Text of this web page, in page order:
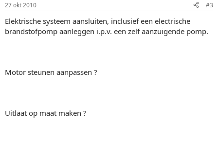
27 okt 2010 #3
Elektrische systeem aansluiten, inclusief een electrische
brandstofpomp aanleggen i.p.v. een zelf aanzuigende pomp.
Motor steunen aanpassen ?
Uitlaat op maat maken ?